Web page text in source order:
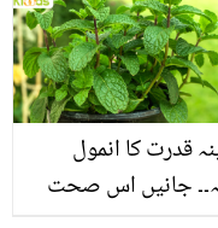
اس سبزی کے
قدرت کا انمول
جانیں اس صحت